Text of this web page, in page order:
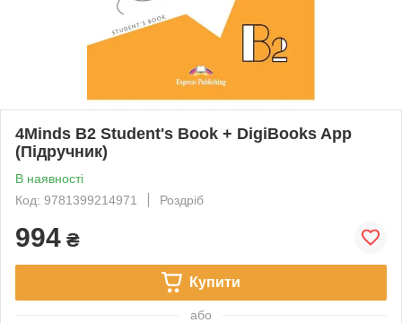
4Minds B2 Student's Book + DigiBooks App
(Підручник)
В наявності
Код: 9781399214971
Роздріб
994 ₴
Купити
або